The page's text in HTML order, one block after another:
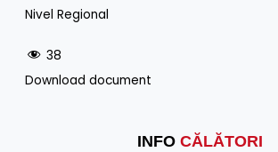
INFO CĂLĂTORI
Nivel Regional
38
Download document